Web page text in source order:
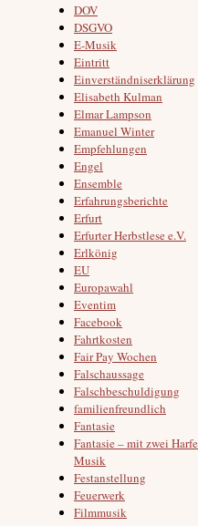
DOV
DSGVO
E-Musik
Eintritt
Einverständniserklärung
Elisabeth Kulman
Elmar Lampson
Emanuel Winter
Empfehlungen
Engel
Ensemble
Erfahrungsberichte
Erfurt
Erfurter Herbstlese e.V.
Erlkönig
EU
Europawahl
Eventim
Facebook
Fahrtkosten
Fair Pay Wochen
Falschaussage
Falschbeschuldigung
familienfreundlich
Fantasie
Fantasie – mit zwei
Musik
Festanstellung
Feuerwerk
Filmmusik